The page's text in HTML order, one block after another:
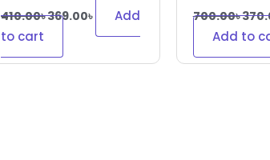
410.00৳369.00৳
Add
to cart
Written
700.00৳
Add to